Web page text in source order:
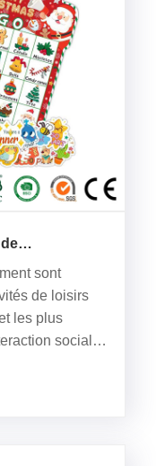
sont
de loisirs
les plus
sociale
des